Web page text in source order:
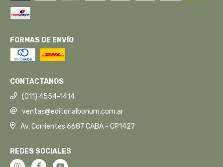
FORMAS DE ENVÍO
CONTACTANOS
(011) 4554-1414
ventas@editorialbonum.com.ar
Av. Corrientes 6687 CABA - CP1427
REDES SOCIALES